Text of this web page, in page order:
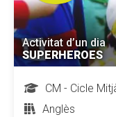
Activitat d’un dia
SUPERHEROES
CM - Cicle
Anglès